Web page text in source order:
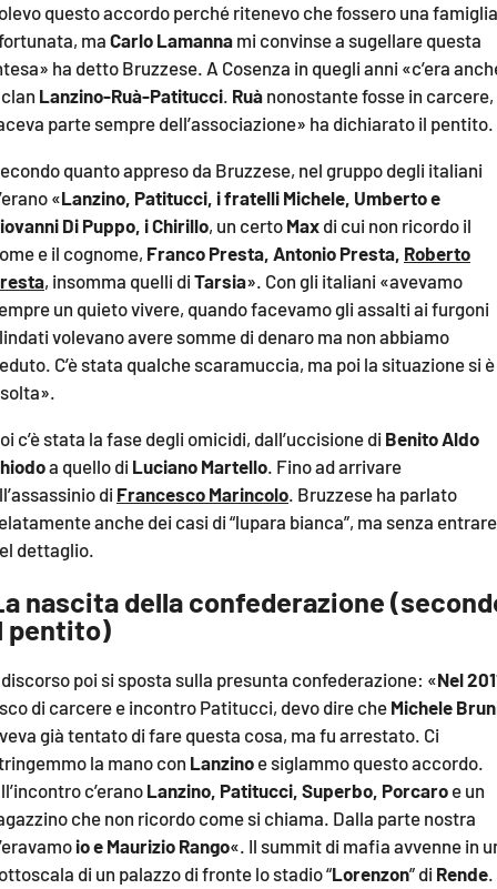
ANDROID
APPLE
questo accordo perché ritenevo che fossero una famiglia
ma Carlo Lamanna mi convinse a sugellare questa
ha detto Bruzzese. A Cosenza in quegli anni «c’era
Lanzino-Ruà-Patitucci. Ruà nonostante fosse in carcere,
parte sempre dell’associazione» ha dichiarato il pentito.
quanto appreso da Bruzzese, nel gruppo degli italiani
«Lanzino, Patitucci, i fratelli Michele, Umberto e
Di Puppo, i Chirillo, un certo Max di cui non ricordo il
e il cognome, Franco Presta, Antonio Presta, Roberto
, insomma quelli diTarsia». Con gli italiani «avevamo
un quieto vivere, quando facevamo gli assalti ai furgoni
volevano avere somme di denaro ma non abbiamo
C’è stata qualche scaramuccia, ma poi la situazione si è
c’è stata la fase degli omicidi, dall’uccisione di Benito Aldo
a quello di Luciano Martello. Fino ad arrivare
di Francesco Marincolo. Bruzzese ha parlato
anche dei casi di “lupara bianca”, ma senza entrare
dettaglio.
nascita della confederazione
pentito)
poi si sposta sulla presunta confederazione: «Nel
di carcere e incontro Patitucci, devo dire che Michele
già tentato di fare questa cosa, ma fu arrestato. Ci
la mano con Lanzino e siglammo questo accordo.
c’erano Lanzino, Patitucci, Superbo, Porcaro e un
che non ricordo come si chiama. Dalla parte nostra
io e Maurizio Rango«. Il summit di mafia avvenne in
di un palazzo di fronte lo stadio “Lorenzon” di Rende.